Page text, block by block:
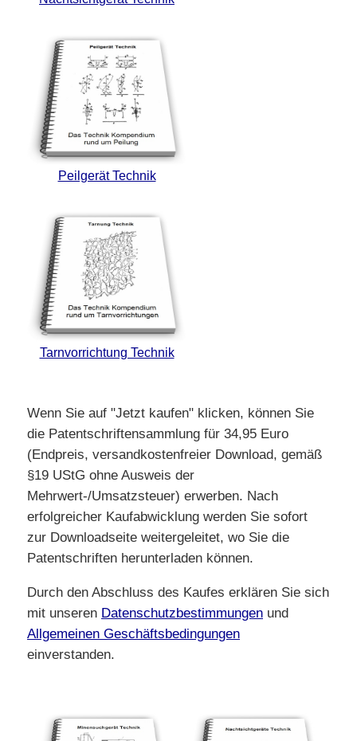
Peilgerät Technik
Tarnvorrichtung Technik
Wenn Sie auf "Jetzt kaufen" klicken, können Sie
die Patentschriftensammlung für 34,95 Euro
(Endpreis, versandkostenfreier Download, gemäß
§19 UStG ohne Ausweis der
Mehrwert-/Umsatzsteuer) erwerben. Nach
erfolgreicher Kaufabwicklung werden Sie sofort
zur Downloadseite weitergeleitet, wo Sie die
Patentschriften herunterladen können.
Durch den Abschluss des Kaufes erklären Sie sich
mit unseren Datenschutzbestimmungen und
Allgemeinen Geschäftsbedingungen
einverstanden.